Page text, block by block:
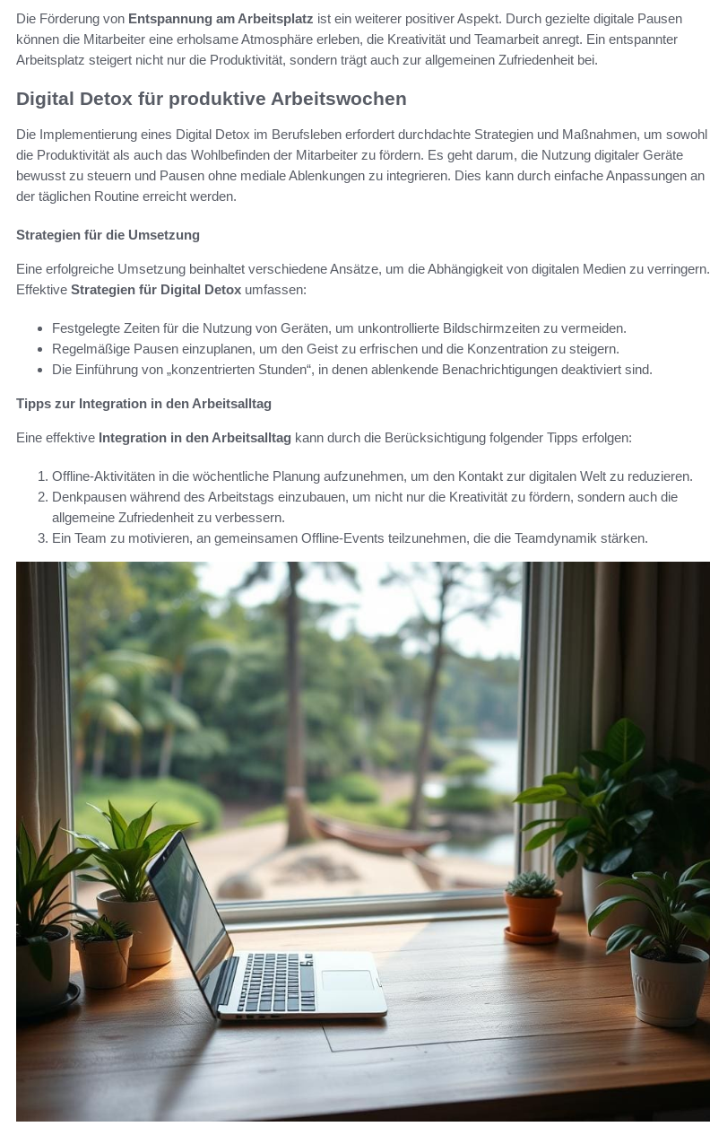
Die Förderung von Entspannung am Arbeitsplatz ist ein weiterer positiver Aspekt. Durch gezielte digitale Pausen
können die Mitarbeiter eine erholsame Atmosphäre erleben, die Kreativität und Teamarbeit anregt. Ein entspannter
Arbeitsplatz steigert nicht nur die Produktivität, sondern trägt auch zur allgemeinen Zufriedenheit bei.
Digital Detox für produktive Arbeitswochen
Die Implementierung eines Digital Detox im Berufsleben erfordert durchdachte Strategien und Maßnahmen, um sowohl
die Produktivität als auch das Wohlbefinden der Mitarbeiter zu fördern. Es geht darum, die Nutzung digitaler Geräte
bewusst zu steuern und Pausen ohne mediale Ablenkungen zu integrieren. Dies kann durch einfache Anpassungen an
der täglichen Routine erreicht werden.
Strategien für die Umsetzung
Eine erfolgreiche Umsetzung beinhaltet verschiedene Ansätze, um die Abhängigkeit von digitalen Medien zu verringern.
Effektive Strategien für Digital Detox umfassen:
Festgelegte Zeiten für die Nutzung von Geräten, um unkontrollierte Bildschirmzeiten zu vermeiden.
Regelmäßige Pausen einzuplanen, um den Geist zu erfrischen und die Konzentration zu steigern.
Die Einführung von „konzentrierten Stunden“, in denen ablenkende Benachrichtigungen deaktiviert sind.
Tipps zur Integration in den Arbeitsalltag
Eine effektive Integration in den Arbeitsalltag kann durch die Berücksichtigung folgender Tipps erfolgen:
Offline-Aktivitäten in die wöchentliche Planung aufzunehmen, um den Kontakt zur digitalen Welt zu reduzieren.
Denkpausen während des Arbeitstags einzubauen, um nicht nur die Kreativität zu fördern, sondern auch die
allgemeine Zufriedenheit zu verbessern.
Ein Team zu motivieren, an gemeinsamen Offline-Events teilzunehmen, die die Teamdynamik stärken.